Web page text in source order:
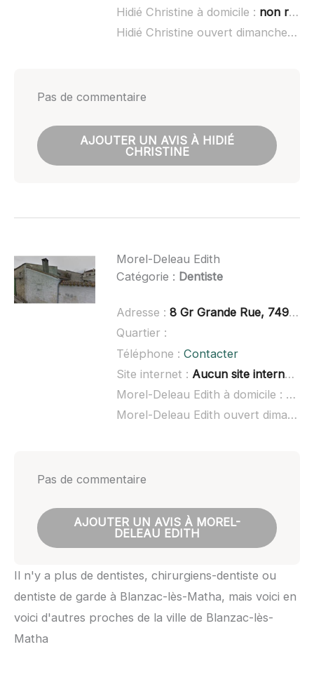
Hidié Christine à domicile : non renseigné
Hidié Christine ouvert dimanche :
Pas de commentaire
AJOUTER UN AVIS À HIDIÉ
CHRISTINE
Morel-Deleau Edith
Catégorie : Dentiste
Adresse : 8 Gr Grande Rue, 74930 Blanzac-lès-Matha
Quartier :
Téléphone : Contacter
Site internet : Aucun site internet connu
Morel-Deleau Edith à domicile :
non
Morel-Deleau Edith ouvert dimanche :
Pas de commentaire
AJOUTER UN AVIS À MOREL-
DELEAU EDITH
Il n'y a plus de dentistes, chirurgiens-dentiste ou
dentiste de garde à Blanzac-lès-Matha, mais voici en
voici d'autres proches de la ville de Blanzac-lès-
Matha